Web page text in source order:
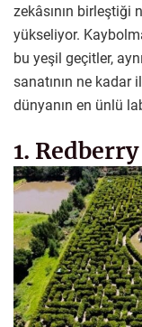
zekâsının birleştiği
yükseliyor.
bu yeşil geçitler,
sanatının ne kadar
dünyanın en ünlü
1.